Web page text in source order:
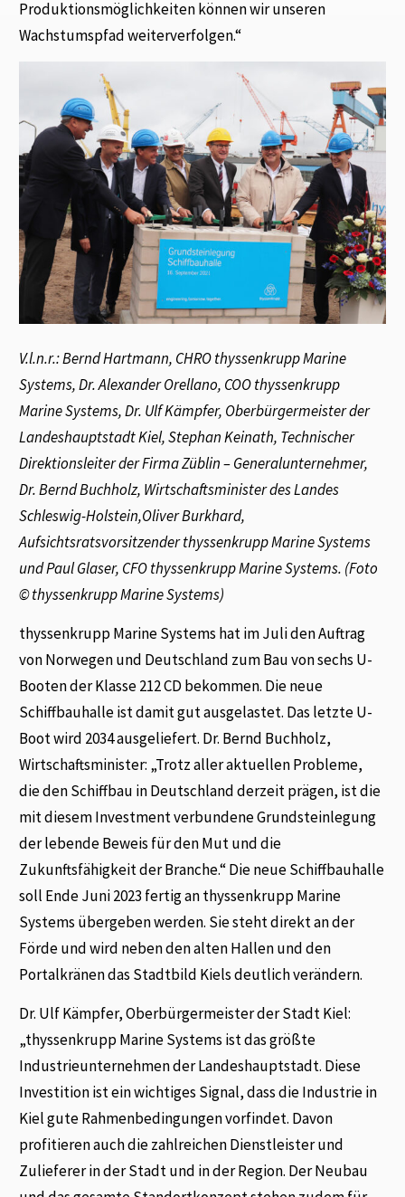
Produktionsmöglichkeiten können wir unseren
Wachstumspfad weiterverfolgen.“
V.l.n.r.: Bernd Hartmann, CHRO thyssenkrupp Marine
Systems, Dr. Alexander Orellano, COO thyssenkrupp
Marine Systems, Dr. Ulf Kämpfer, Oberbürgermeister der
Landeshauptstadt Kiel, Stephan Keinath, Technischer
Direktionsleiter der Firma Züblin – Generalunternehmer,
Dr. Bernd Buchholz, Wirtschaftsminister des Landes
Schleswig-Holstein,Oliver Burkhard,
Aufsichtsratsvorsitzender thyssenkrupp Marine Systems
und Paul Glaser, CFO thyssenkrupp Marine Systems. (Foto
© thyssenkrupp Marine Systems)
thyssenkrupp Marine Systems hat im Juli den Auftrag
von Norwegen und Deutschland zum Bau von sechs U-
Booten der Klasse 212 CD bekommen. Die neue
Schiffbauhalle ist damit gut ausgelastet. Das letzte U-
Boot wird 2034 ausgeliefert. Dr. Bernd Buchholz,
Wirtschaftsminister: „Trotz aller aktuellen Probleme,
die den Schiffbau in Deutschland derzeit prägen, ist die
mit diesem Investment verbundene Grundsteinlegung
der lebende Beweis für den Mut und die
Zukunftsfähigkeit der Branche.“ Die neue Schiffbauhalle
soll Ende Juni 2023 fertig an thyssenkrupp Marine
Systems übergeben werden. Sie steht direkt an der
Förde und wird neben den alten Hallen und den
Portalkränen das Stadtbild Kiels deutlich verändern.
Dr. Ulf Kämpfer, Oberbürgermeister der Stadt Kiel:
„thyssenkrupp Marine Systems ist das größte
Industrieunternehmen der Landeshauptstadt. Diese
Investition ist ein wichtiges Signal, dass die Industrie in
Kiel gute Rahmenbedingungen vorfindet. Davon
profitieren auch die zahlreichen Dienstleister und
Zulieferer in der Stadt und in der Region. Der Neubau